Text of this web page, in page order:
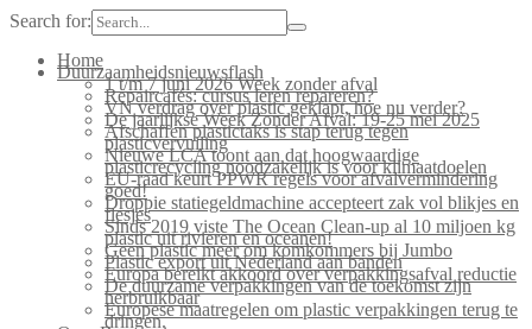
Search for:
Home
Duurzaamheidsnieuwsflash
1 t/m 7 juni 2026 Week zonder afval
Repaircafés: cursus leren repareren?
VN verdrag over plastic geklapt, hoe nu verder?
De jaarlijkse Week Zonder Afval: 19-25 mei 2025
Afschaffen plastictaks is stap terug tegen
plasticvervuiling
Nieuwe LCA toont aan dat hoogwaardige
plasticrecycling noodzakelijk is voor klimaatdoelen
EU-raad keurt PPWR regels voor afvalvermindering
goed!
Droppie statiegeldmachine accepteert zak vol blikjes en
flesjes
Sinds 2019 viste The Ocean Clean-up al 10 miljoen kg
plastic uit rivieren en oceanen!
Geen plastic meer om komkommers bij Jumbo
Plastic export uit Nederland aan banden
Europa bereikt akkoord over verpakkingsafval reductie
De duurzame verpakkingen van de toekomst zijn
herbruikbaar
Europese maatregelen om plastic verpakkingen terug te
dringen.